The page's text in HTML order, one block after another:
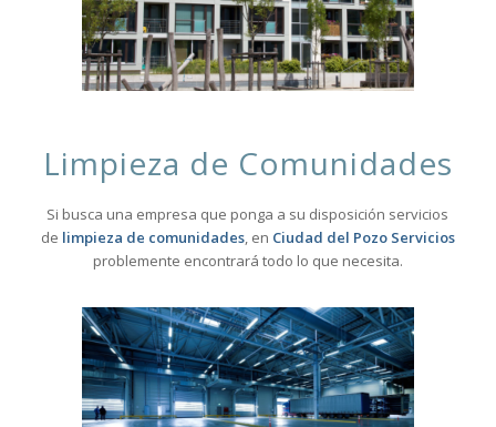
Limpieza de Comunidades
Si busca una empresa que ponga a su disposición servicios
de limpieza de comunidades, en Ciudad del Pozo Servicios
problemente encontrará todo lo que necesita.